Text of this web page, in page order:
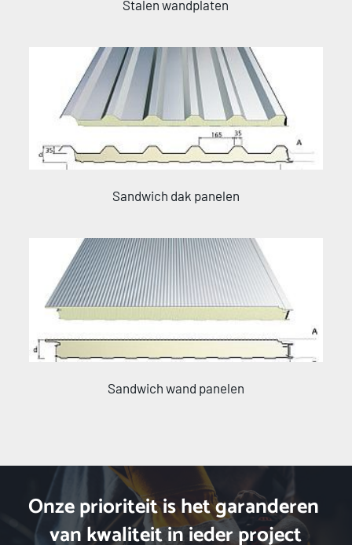
Stalen wandplaten
Sandwich dak panelen
Sandwich wand panelen
Onze prioriteit is het garanderen
van kwaliteit in ieder project